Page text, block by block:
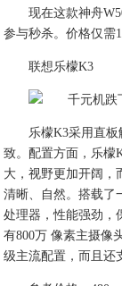
现在这款神舟
参与秒杀。价格仅需
联想乐檬K3
乐檬K3采用直
致。配置方面，乐檬
大，视野更加开阔，
清晰、自然。搭载了
处理器，性能强劲，
有800万 像素主摄像
级主流配置，而且还